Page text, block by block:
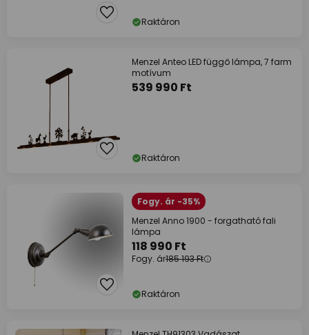
Raktáron
Menzel Anteo LED függő lámpa, 7 farm
motívum
539 990 Ft
Raktáron
Fogy. ár -35%
Menzel Anno 1900 - forgatható fali
lámpa
118 990 Ft
Fogy. ár185 193 Ft
Raktáron